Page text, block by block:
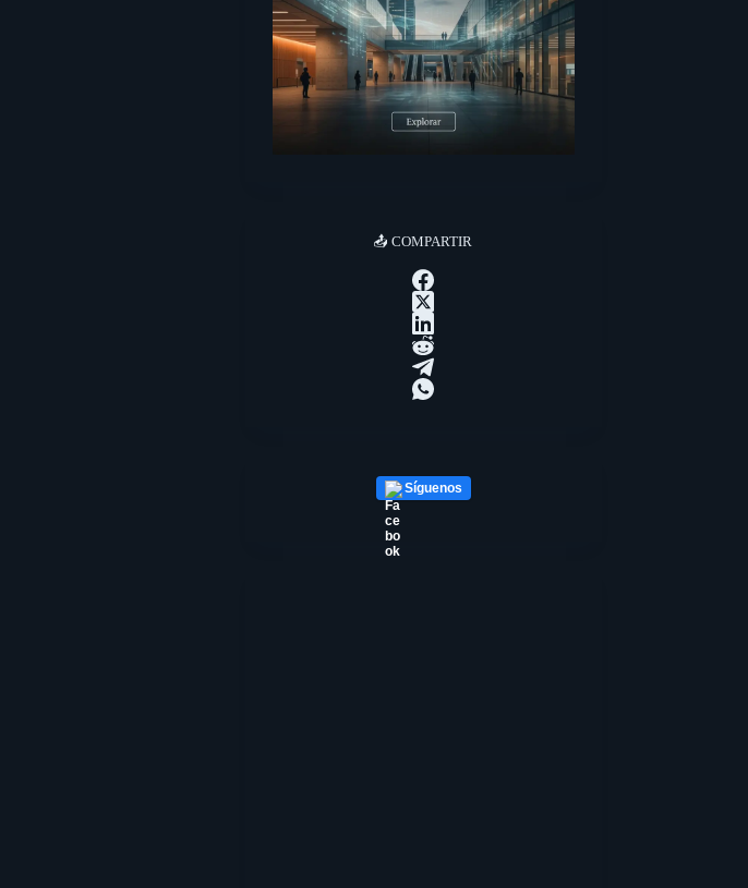
📤 COMPARTIR
Síguenos